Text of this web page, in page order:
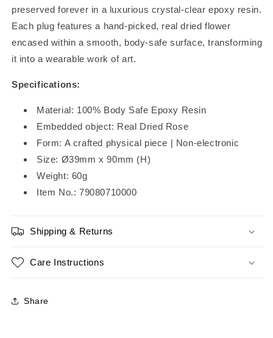
preserved forever in a luxurious crystal-clear epoxy resin.
Each plug features a hand-picked, real dried flower
encased within a smooth, body-safe surface, transforming
it into a wearable work of art.
Specifications:
Material: 100% Body Safe Epoxy Resin
Embedded object: Real Dried Rose
Form: A crafted physical piece | Non-electronic
Size: Ø39mm x 90mm (H)
Weight: 60g
Item No.: 79080710000
Shipping & Returns
Care Instructions
Share